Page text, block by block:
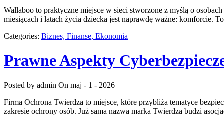
Wallaboo to praktyczne miejsce w sieci stworzone z myślą o
miesiącach i latach życia dziecka jest naprawdę ważne: komforcie.
Categories: Biznes, Finanse, Ekonomia
Prawne Aspekty
Posted by admin On maj - 1 - 2026
Firma Ochrona Twierdza to miejsce, które przybliża tematyce
zakresie ochrony osób. Już sama nazwa marka Twierdza budzi